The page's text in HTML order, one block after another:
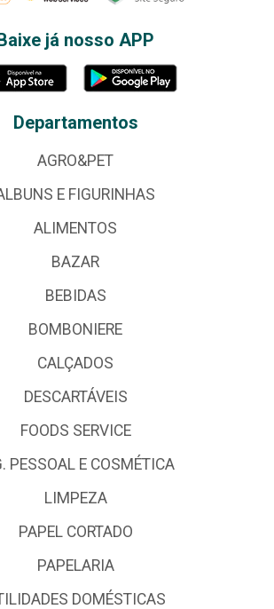
já nosso APP
Departamentos
AGRO&PET
E FIGURINHAS
ALIMENTOS
BAZAR
BEBIDAS
BOMBONIERE
CALÇADOS
DESCARTÁVEIS
FOODS SERVICE
PESSOAL E COSMÉTICA
LIMPEZA
PAPEL CORTADO
PAPELARIA
DOMÉSTICAS